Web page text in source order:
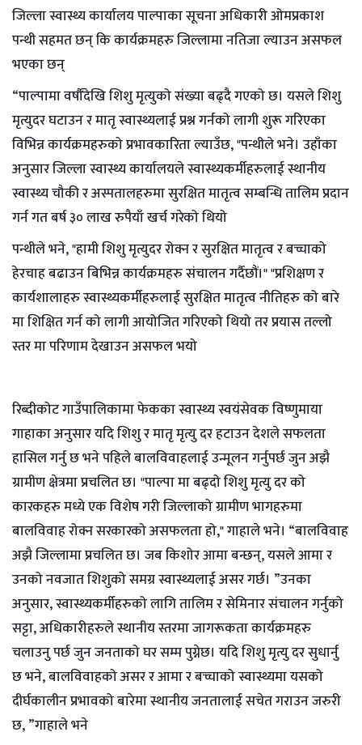
जिल्ला स्वास्थ्य कार्यालय पाल्पाका सूचना अधिकारी ओमप्रकाश
पन्थी सहमत छन् कि कार्यक्रमहरु जिल्लामा नतिजा ल्याउन असफल
भएका छन्
“पाल्पामा वर्षौंदेखि शिशु मृत्युको संख्या बढ्दै गएको छ। यसले शिशु
मृत्युदर घटाउन र मातृ स्वास्थ्यलाई प्रश्न गर्नको लागी शुरू गरिएका
विभिन्न कार्यक्रमहरुको प्रभावकारिता ल्याउँछ, "पन्थीले भने। उहाँका
अनुसार जिल्ला स्वास्थ्य कार्यालयले स्वास्थ्यकर्मीहरुलाई स्थानीय
स्वास्थ्य चौकी र अस्पतालहरुमा सुरक्षित मातृत्व सम्बन्धि तालिम प्रदान
गर्न गत बर्ष ३० लाख रुपैयाँ खर्च गरेको थियो
पन्थीले भने, "हामी शिशु मृत्युदर रोक्न र सुरक्षित मातृत्व र बच्चाको
हेरचाह बढाउन बिभिन्न कार्यक्रमहरु संचालन गर्दैछौं।" "प्रशिक्षण र
कार्यशालाहरु स्वास्थ्यकर्मीहरुलाई सुरक्षित मातृत्व नीतिहरु को बारे
मा शिक्षित गर्न को लागी आयोजित गरिएको थियो तर प्रयास तल्लो
स्तर मा परिणाम देखाउन असफल भयो
रिब्दीकोट गाउँपालिकामा फेकका स्वास्थ्य स्वयंसेवक विष्णुमाया
गाहाका अनुसार यदि शिशु र मातृ मृत्यु दर हटाउन देशले सफलता
हासिल गर्नु छ भने पहिले बालविवाहलाई उन्मूलन गर्नुपर्छ जुन अझै
ग्रामीण क्षेत्रमा प्रचलित छ। "पाल्पा मा बढ्दो शिशु मृत्यु दर को
कारकहरु मध्ये एक विशेष गरी जिल्लाको ग्रामीण भागहरुमा
बालविवाह रोक्न सरकारको असफलता हो," गाहाले भने। “बालविवाह
अझै जिल्लामा प्रचलित छ। जब किशोर आमा बन्छन्, यसले आमा र
उनको नवजात शिशुको समग्र स्वास्थ्यलाई असर गर्छ। ”उनका
अनुसार, स्वास्थ्यकर्मीहरुको लागि तालिम र सेमिनार संचालन गर्नुको
सट्टा, अधिकारीहरुले स्थानीय स्तरमा जागरूकता कार्यक्रमहरु
चलाउनु पर्छ जुन जनताको घर सम्म पुग्नेछ। यदि शिशु मृत्यु दर सुधार्नु
छ भने, बालविवाहको असर र आमा र बच्चाको स्वास्थ्यमा यसको
दीर्घकालीन प्रभावको बारेमा स्थानीय जनतालाई सचेत गराउन जरुरी
छ, ”गाहाले भने